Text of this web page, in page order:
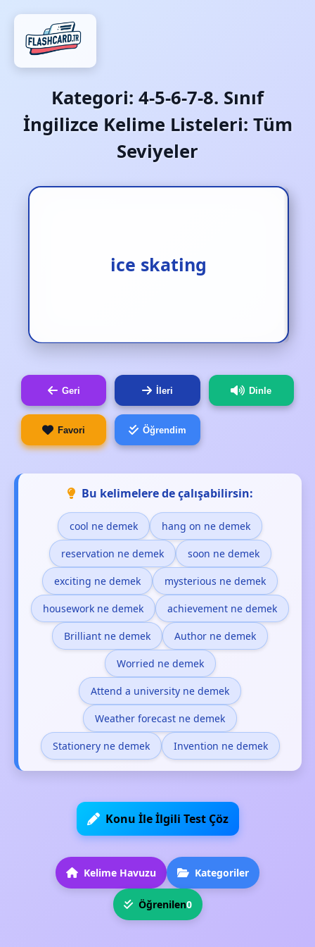
Kategori: 4-5-6-7-8. Sınıf
İngilizce Kelime Listeleri: Tüm
Seviyeler
ice skating
buz pateni
Geri İleri Dinle
Favori Öğrendim
Bu kelimelere de çalışabilirsin:
cool ne demek hang on ne demek
reservation ne demek soon ne demek
exciting ne demek mysterious ne demek
housework ne demek achievement ne demek
Brilliant ne demek Author ne demek
Worried ne demek
Attend a university ne demek
Weather forecast ne demek
Stationery ne demek Invention ne demek
Konu İle İlgili Test Çöz
Kelime Havuzu Kategoriler
Öğrenilen0